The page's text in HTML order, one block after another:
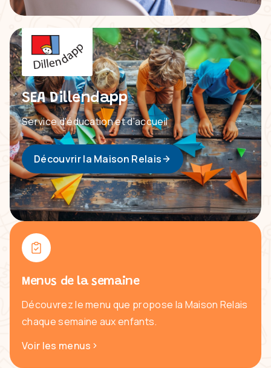
SEA Dillendapp
Service d'éducation et d'accueil
Découvrir la Maison Relais
Menus de la semaine
Découvrez le menu que propose la Maison Relais
chaque semaine aux enfants.
Voir les menus